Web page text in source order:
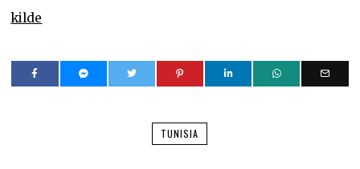
kilde
TUNISIA